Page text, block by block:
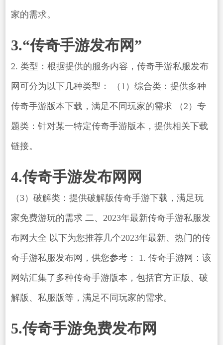
家的需求。
3.“传奇手游发布网”
2. 类型：根据提供的服务内容，传奇手游私服发布
网可分为以下几种类型： （1）综合类：提供多种
传奇手游版本下载，满足不同玩家的需求 （2）专
题类：针对某一特定传奇手游版本，提供相关下载
链接。
4.传奇手游发布网网
（3）破解类：提供破解版传奇手游下载，满足玩
家免费游玩的需求 二、2023年最新传奇手游私服发
布网大全 以下为您推荐几个2023年最新、热门的传
奇手游私服发布网，供您参考： 1. 传奇手游网：该
网站汇集了多种传奇手游版本，包括官方正版、破
解版、私服版等，满足不同玩家的需求。
5.传奇手游免费发布网